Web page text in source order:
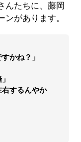
んたちに、藤岡
があります。
かね？」
するんやか